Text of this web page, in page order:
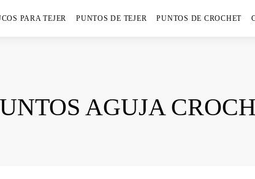
PARA TEJER PUNTOS DE TEJER PUNTOS DE CROCHET
AGUJA